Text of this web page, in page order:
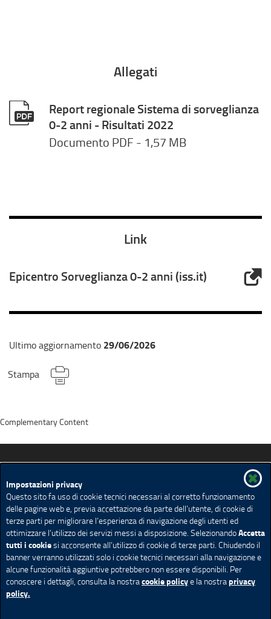
Allegati
Report regionale Sistema di sorveglianza
0-2 anni - Risultati 2022
Documento PDF - 1,57 MB
Link
Epicentro Sorveglianza 0-2 anni (iss.it)
Ultimo aggiornamento 29/06/2026
Stampa
Impostazioni privacy
Questo sito fa uso di cookie tecnici necessari al corretto funzionamento
delle pagine web e, previa accettazione da parte dell’utente, di cookie di
terze parti per migliorare l’esperienza di navigazione degli utenti ed
ottimizzare l’utilizzo dei servizi messi a disposizione. SelezionandoAccetta
tutti i cookiesi acconsente all’utilizzo di cookie di terze parti. Chiudendo il
banner verranno utilizzati solo i cookie tecnici necessari alla navigazione e
alcune funzionalità aggiuntive potrebbero non essere disponibili. Per
conoscere i dettagli, consulta la nostracookie policye la nostraprivacy
policy.
Strategie Temi Setting Risorse
Eventi
Mappa del sito
Feed Rss
Redazione
Privacy Note legali
Accessibilità
Cookie policy
Impostazione Cookie
Complementary Content